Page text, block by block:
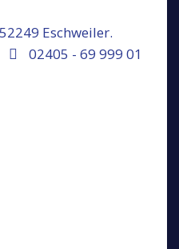
Eschweiler.
02405 - 69 999 01